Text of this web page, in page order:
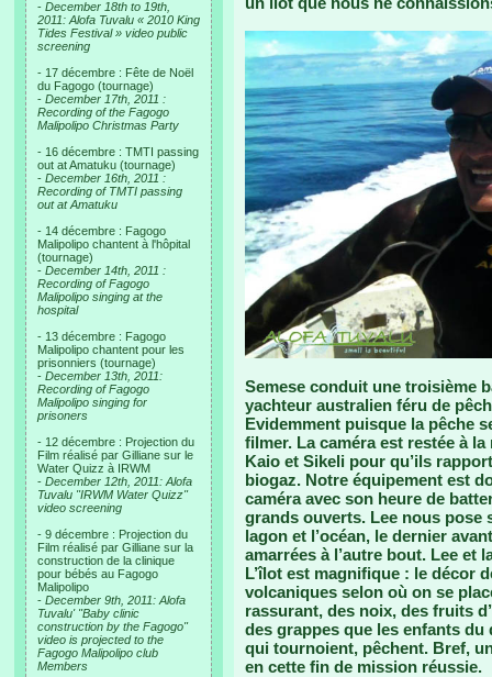
- December 18th to 19th,
2011: Alofa Tuvalu « 2010 King
Tides Festival » video public
screening
- 17 décembre : Fête de Noël
du Fagogo (tournage)
- December 17th, 2011 :
Recording of the Fagogo
Malipolipo Christmas Party
- 16 décembre : TMTI passing
out at Amatuku (tournage)
- December 16th, 2011 :
Recording of TMTI passing
out at Amatuku
- 14 décembre : Fagogo
Malipolipo chantent à l'hôpital
(tournage)
- December 14th, 2011 :
Recording of Fagogo
Malipolipo singing at the
hospital
- 13 décembre : Fagogo
Malipolipo chantent pour les
prisonniers (tournage)
- December 13th, 2011:
Recording of Fagogo
Malipolipo singing for
prisoners
- 12 décembre : Projection du
Film réalisé par Gilliane sur le
Water Quizz à IRWM
- December 12th, 2011: Alofa
Tuvalu "IRWM Water Quizz"
video screening
- 9 décembre : Projection du
Film réalisé par Gilliane sur la
construction de la clinique
pour bébés au Fagogo
Malipolipo
- December 9th, 2011: Alofa
Tuvalu' "Baby clinic
construction by the Fagogo"
video is projected to the
Fagogo Malipolipo club
Members
Semese conduit une troisième
yachteur australien féru de
Evidemment puisque la pêche
filmer. La caméra est restée à
Kaio et Sikeli pour qu’ils
biogaz. Notre équipement est
caméra avec son heure de
grands ouverts. Lee nous pose
lagon et l’océan, le dernier
amarrées à l’autre bout. Lee et
L’îlot est magnifique : le décor
volcaniques selon où on se
rassurant, des noix, des fruits
des grappes que les enfants
qui tournoient, pêchent. Bref,
en cette fin de mission réussie.